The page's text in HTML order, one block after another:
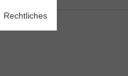
Rechtliches